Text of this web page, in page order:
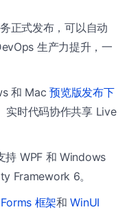
正式发布，可以自动
生产力提升，一
和 Mac预览版发布下
实时代码协作共享 Live
持 WPF 和 Windows
Framework 6。
框架和WinUI